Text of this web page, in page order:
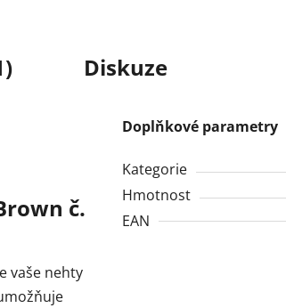
Diskuze
č.
vaše nehty
Doplňkové parametry
Kategorie
Hmotnost
EAN